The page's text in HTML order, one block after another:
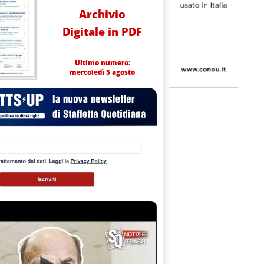
Archivio
Digitale in PDF
Ultimo numero:
mercoledì 5 agosto